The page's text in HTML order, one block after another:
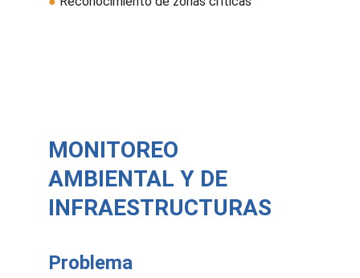
MONITOREO
AMBIENTAL Y DE
INFRAESTRUCTURAS
Problema